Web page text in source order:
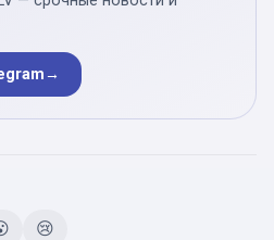
→
😢